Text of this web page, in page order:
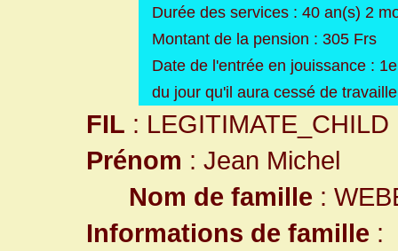
Durée des services : 40 an(s) 2
Montant de la pension : 305 Frs
Date de l'entrée en jouissance :
du jour qu'il aura cessé de
FIL : LEGITIMATE_CHILD
Prénom : Jean Michel
Nom de famille :
Informations de famille :